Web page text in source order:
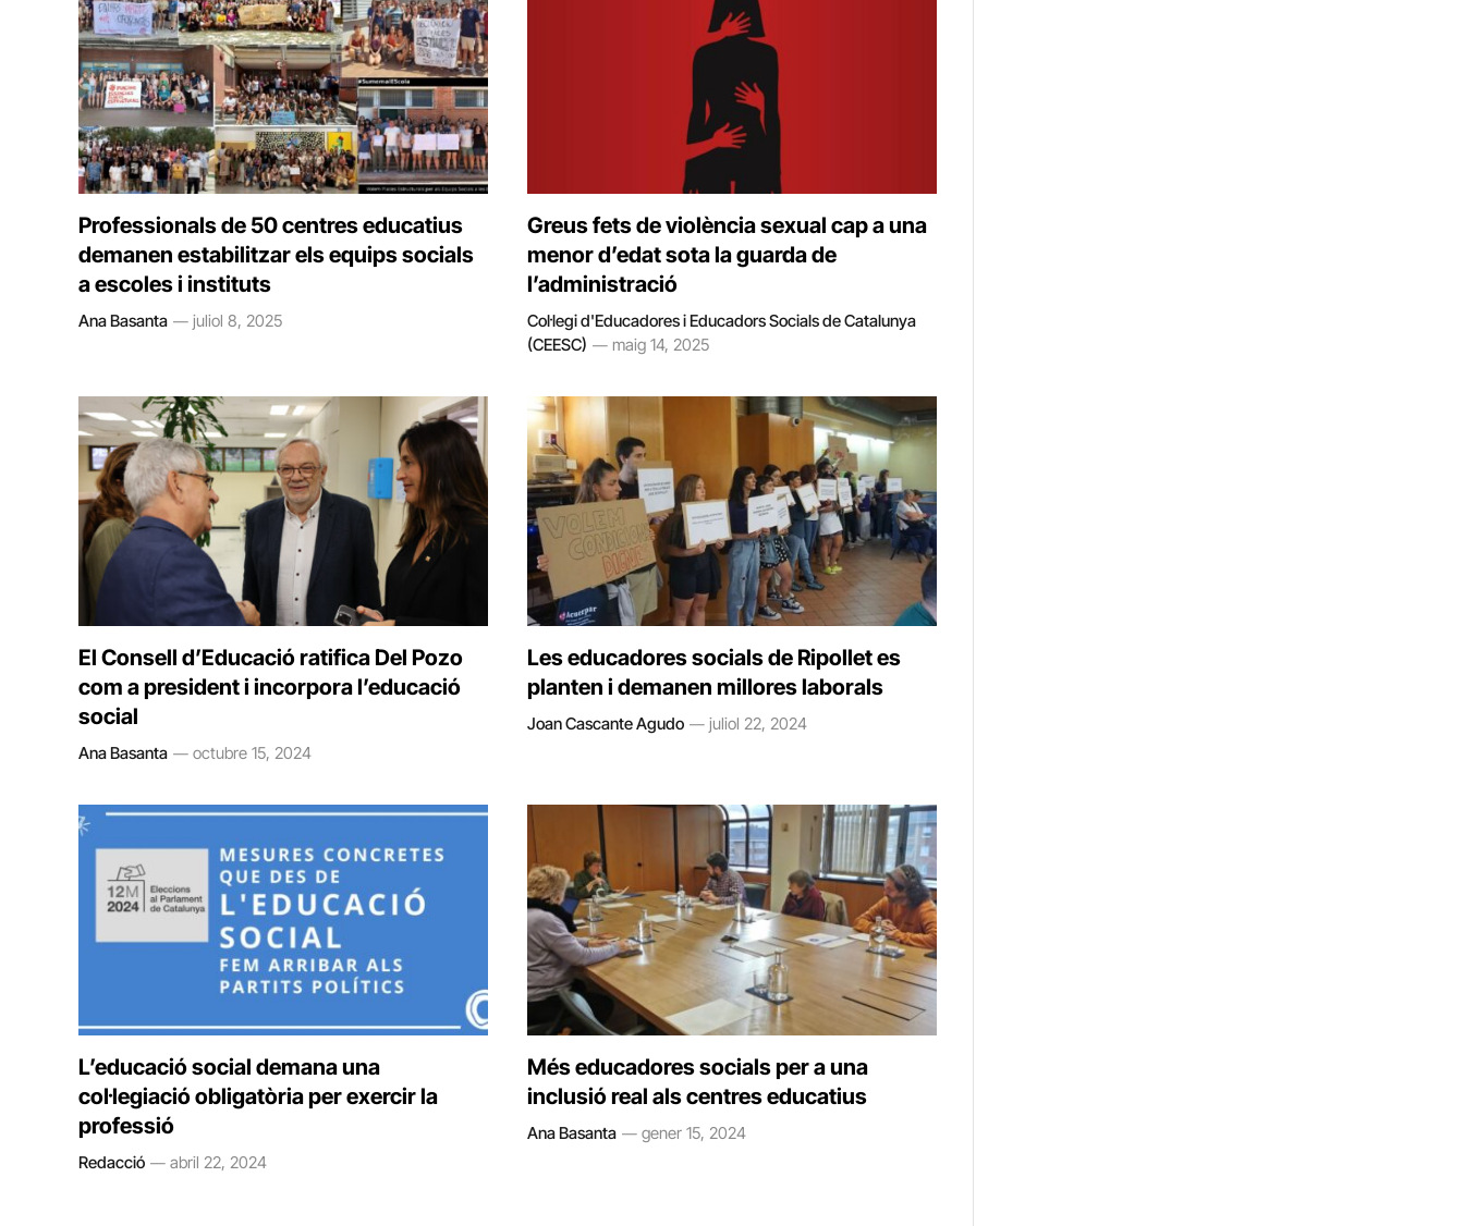
Professionals de 50 centres educatius
demanen estabilitzar els equips socials
a escoles i instituts
Ana Basanta juliol 8, 2025
Greus fets de violència sexual cap a una
menor d’edat sota la guarda de
l’administració
Col·legi d'Educadores i Educadors Socials de Catalunya
(CEESC)
maig 14, 2025
El Consell d’Educació ratifica Del Pozo
com a president i incorpora l’educació
social
Ana Basanta octubre 15, 2024
Les educadores socials de Ripollet es
planten i demanen millores laborals
Joan Cascante Agudo juliol 22, 2024
L’educació social demana una
col·legiació obligatòria per exercir la
professió
Redacció abril 22, 2024
Més educadores socials per a una
inclusió real als centres educatius
Ana Basanta gener 15, 2024